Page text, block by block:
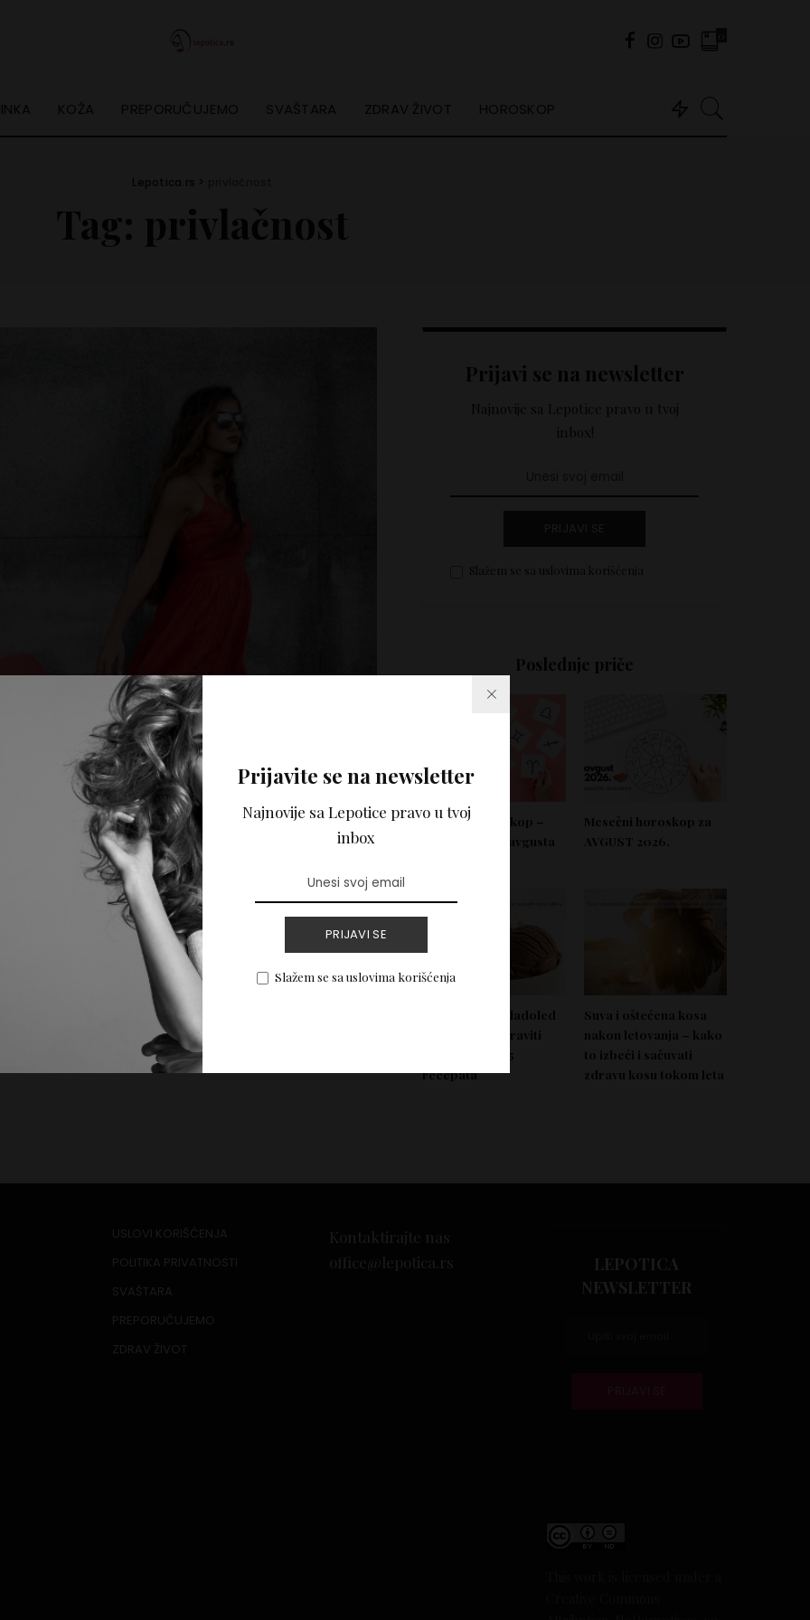
Prijavite se na newsletter
Najnovije sa Lepotice pravo u tvoj
inbox
PRIJAVI SE
Slažem se sa uslovima korišćenja
KOŽA PREPORUČUJEMO SVAŠTARA ZDRAV ŽIVOT HOROSKOP
ne mogu
PROČITAJ VIŠE
Prijavi se na newsletter
Najnovije sa Lepotice pravo u tvoj
inbox!
Slažem se sa uslovima korišćenja
Poslednje priče
Nedeljni horoskop –
Od 03. do 09. avgusta
Mesečni horoskop za
AVGUST 2026.
Domać zdrav sladoled
koji možeš napraviti
bez aparata – 5
recepata
Suva i oštećena kosa
nakon letovanja – kako
to izbeći i sačuvati
zdravu kosu tokom leta
USLOVI KORIŠĆENJA
POLITIKA PRIVATNOSTI
SVAŠTARA
PREPORUČUJEMO
ZDRAV ŽIVOT
Kontaktirajte nas
office@lepotica.rs
LEPOTICA
NEWSLETTER